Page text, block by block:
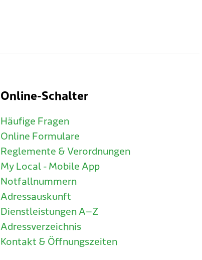
Online-Schalter
Häufige Fragen
Online Formulare
Reglemente & Verordnungen
My Local - Mobile App
Notfallnummern
Adressauskunft
Dienstleistungen A–Z
Adressverzeichnis
Kontakt & Öffnungszeiten